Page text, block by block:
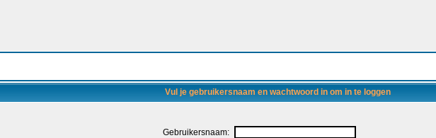
Vul je gebruikersnaam en wachtwoord in om in te loggen
Gebruikersnaam: